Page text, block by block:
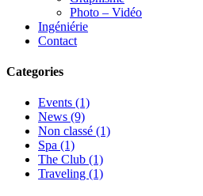
Photo – Vidéo
Ingéniérie
Contact
Categories
Events (1)
News (9)
Non classé (1)
Spa (1)
The Club (1)
Traveling (1)